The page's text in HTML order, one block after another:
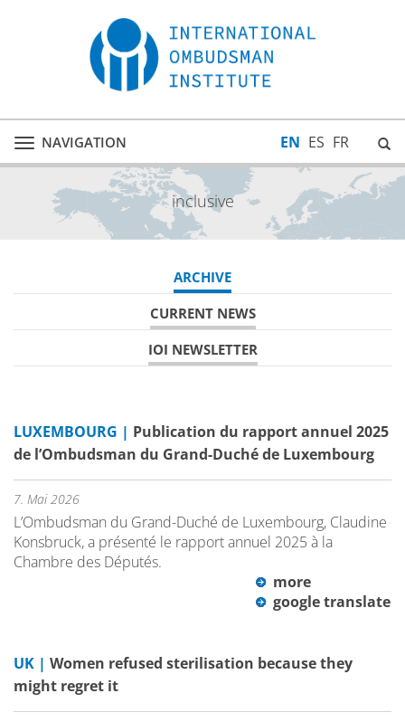
Toggle
navigation
NAVIGATION EN ES FR
inclusive
ARCHIVE
CURRENT NEWS
IOI NEWSLETTER
LUXEMBOURG | Publication du rapport annuel 2025
de l’Ombudsman du Grand-Duché de Luxembourg
7. Mai 2026
L’Ombudsman du Grand-Duché de Luxembourg, Claudine
Konsbruck, a présenté le rapport annuel 2025 à la
Chambre des Députés.
more
google translate
UK | Women refused sterilisation because they
might regret it